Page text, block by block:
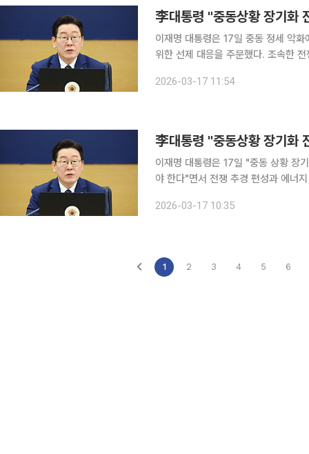
李대통령 "중동상황 장기화
이재명 대통령은 17일 중동 정세 악
위한 선제 대응을 주문했다. 조속한
부세종청사에서 열린 제10회 국무회
2026-03-17 11:54
李대통령 "중동상황 장기화
이재명 대통령은 17일 "중동 상황 장
야 한다"면서 전쟁 추경 편성과 에너지 수급 안
2026-03-17 10:35
1 2 3 4 5 6